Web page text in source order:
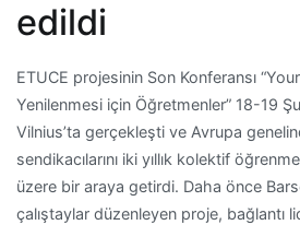
edildi
ETUCE projesinin Son Konferansı
Yenilenmesi için Öğretmenler” 18-19
Vilnius’ta gerçekleşti ve Avrupa
sendikacılarını iki yıllık kolektif
üzere bir araya getirdi. Daha önce
çalıştaylar düzenleyen proje, bağlantı